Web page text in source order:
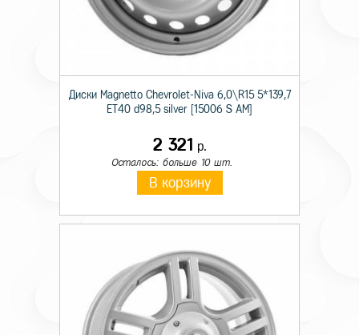
Диски Magnetto Chevrolet-Niva 6,0\R15 5*139,7
ET40 d98,5 silver [15006 S AM]
2 321 р.
Осталось: больше 10 шт.
В корзину